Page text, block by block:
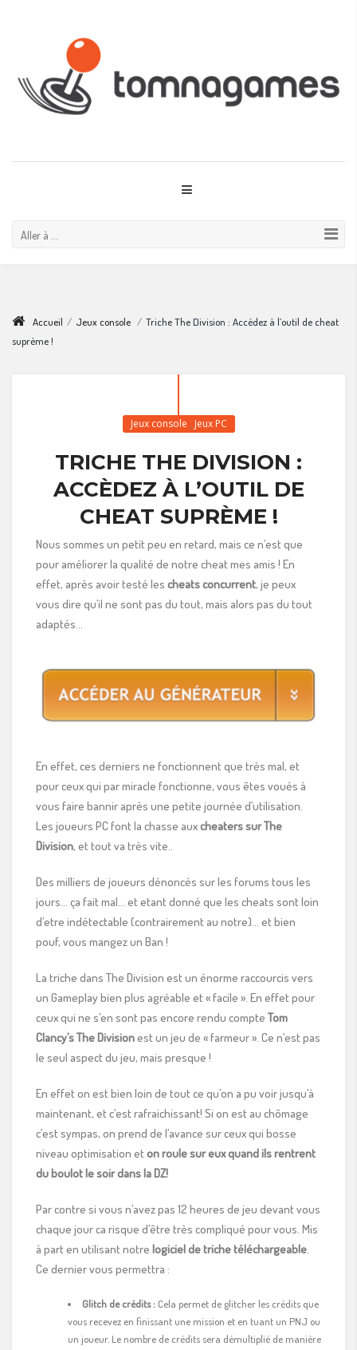
Aller à ...
Accueil / Jeux console / Triche The Division : Accèdez à l’outil de cheat
suprème !
Jeux console , Jeux PC
TRICHE THE DIVISION :
ACCÈDEZ À L’OUTIL DE
CHEAT SUPRÈME !
Nous sommes un petit peu en retard, mais ce n’est que
pour améliorer la qualité de notre cheat mes amis ! En
effet, après avoir testé les cheats concurrent, je peux
vous dire qu’il ne sont pas du tout, mais alors pas du tout
adaptés…
En effet, ces derniers ne fonctionnent que très mal, et
pour ceux qui par miracle fonctionne, vous êtes voués à
vous faire bannir après une petite journée d’utilisation.
Les joueurs PC font la chasse auxcheaters sur The
Division, et tout va très vite..
Des milliers de joueurs dénoncés sur les forums tous les
jours… ça fait mal… et etant donné que les cheats sont loin
d’etre indétectable (contrairement au notre)… et bien
pouf, vous mangez un Ban !
La triche dans The Division est un énorme raccourcis vers
un Gameplay bien plus agréable et « facile ». En effet pour
ceux qui ne s’en sont pas encore rendu compte Tom
Clancy’s The Divisionest un jeu de « farmeur ». Ce n’est pas
le seul aspect du jeu, mais presque !
En effet on est bien loin de tout ce qu’on a pu voir jusqu’à
maintenant, et c’est rafraichissant! Si on est au chômage
c’est sympas, on prend de l’avance sur ceux qui bosse
niveau optimisation eton roule sur eux quand ils rentrent
du boulot le soir dans la DZ!
Par contre si vous n’avez pas 12 heures de jeu devant vous
chaque jour ca risque d’être très compliqué pour vous. Mis
à part en utilisant notre logiciel de triche téléchargeable.
Ce dernier vous permettra :
Glitch de crédits : Cela permet de glitcher les crédits que
vous recevez en finissant une mission et en tuant un PNJ ou
un joueur. Le nombre de crédits sera démultiplié de manière